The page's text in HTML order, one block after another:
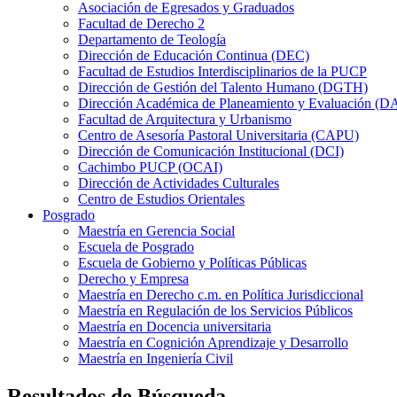
Asociación de Egresados y Graduados
Facultad de Derecho 2
Departamento de Teología
Dirección de Educación Continua (DEC)
Facultad de Estudios Interdisciplinarios de la PUCP
Dirección de Gestión del Talento Humano (DGTH)
Dirección Académica de Planeamiento y Evaluación
Facultad de Arquitectura y Urbanismo
Centro de Asesoría Pastoral Universitaria (CAPU)
Dirección de Comunicación Institucional (DCI)
Cachimbo PUCP (OCAI)
Dirección de Actividades Culturales
Centro de Estudios Orientales
Posgrado
Maestría en Gerencia Social
Escuela de Posgrado
Escuela de Gobierno y Políticas Públicas
Derecho y Empresa
Maestría en Derecho c.m. en Política Jurisdiccional
Maestría en Regulación de los Servicios Públicos
Maestría en Docencia universitaria
Maestría en Cognición Aprendizaje y Desarrollo
Maestría en Ingeniería Civil